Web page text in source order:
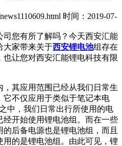
时间：2019-07-
您有所了解吗？今天西安汇能
大家带来关于西安锂电池组存在
让您对西安汇能锂电科技有限
其应用范围已经从我们日常生
不仅应用于类似于笔记本电
中，我们日常出行所使用的电
开始使用锂电池组。而在一些
后备电源也是锂电池组，而且
的是锂电池组。由此可见，锂